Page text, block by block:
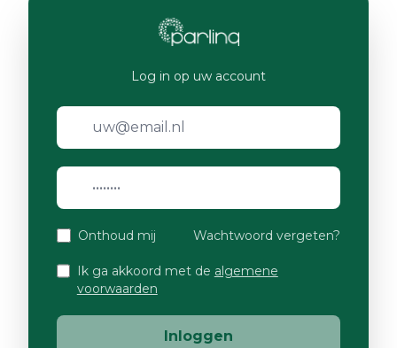
Log in op uw account
Onthoud mij Wachtwoord vergeten?
Ik ga akkoord met de algemene
voorwaarden
Inloggen